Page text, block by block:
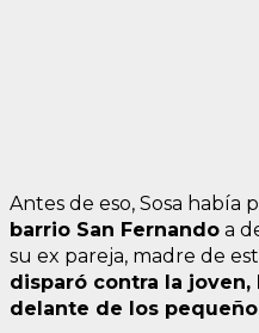
Antes de eso, Sosa había
barrio San Fernando a
su ex pareja, madre de
disparó contra la
delante de los